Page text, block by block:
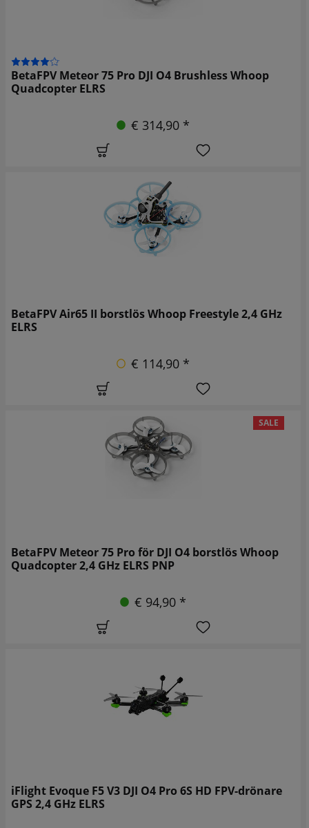
BetaFPV Meteor 75 Pro DJI O4 Brushless Whoop
Quadcopter ELRS
€ 314,90 *
BetaFPV Air65 II borstlös Whoop Freestyle 2,4 GHz
ELRS
€ 114,90 *
SALE
BetaFPV Meteor 75 Pro för DJI O4 borstlös Whoop
Quadcopter 2,4 GHz ELRS PNP
€ 94,90 *
iFlight Evoque F5 V3 DJI O4 Pro 6S HD FPV-drönare
GPS 2,4 GHz ELRS